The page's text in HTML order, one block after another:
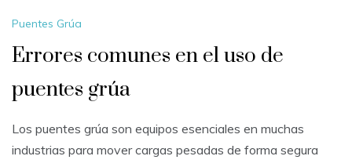
Puentes Grúa
Errores comunes en el uso de
puentes grúa
Los puentes grúa son equipos esenciales en muchas
industrias para mover cargas pesadas de forma segura